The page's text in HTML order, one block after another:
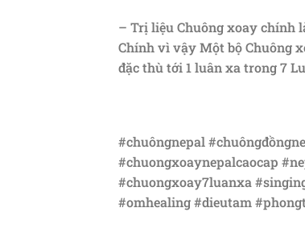
– Trị liệu Chuông xoay chính
Chính vì vậy Một bộ Chuông
đặc thù tới 1 luân xa trong 7
#chuôngnepal
#chuongxoaynepalcaocap
#chuongxoay7luanxa
#omhealing #dieutam